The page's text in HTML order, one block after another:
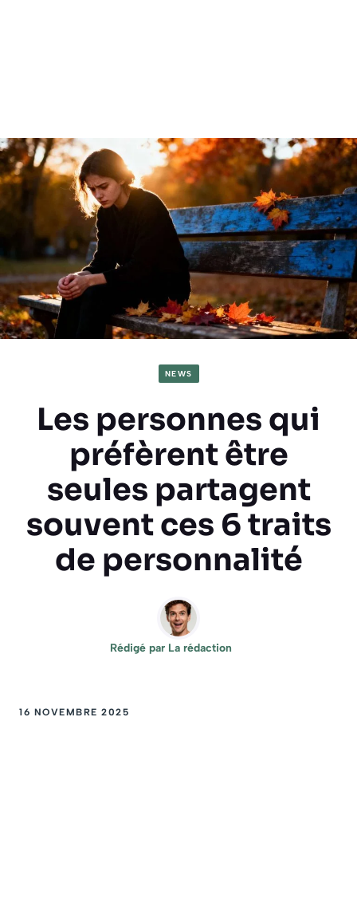
NEWS
Les personnes qui
préfèrent être
seules partagent
souvent ces 6 traits
de personnalité
Rédigé par La rédaction
16 NOVEMBRE 2025